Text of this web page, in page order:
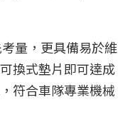
量，更具備易於維
換式墊片即可達成
符合車隊專業機械